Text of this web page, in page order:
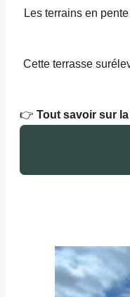
Les terrains en
Cette terrasse
👉 Tout savoir sur la